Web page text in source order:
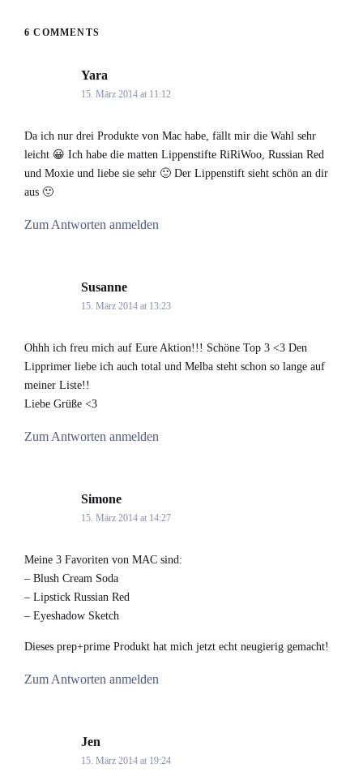
6 COMMENTS
Yara
15. März 2014 at 11:12
Da ich nur drei Produkte von Mac habe, fällt mir die Wahl sehr
leicht 😀 Ich habe die matten Lippenstifte RiRiWoo, Russian Red
und Moxie und liebe sie sehr 🙂 Der Lippenstift sieht schön an dir
aus 🙂
Zum Antworten anmelden
Susanne
15. März 2014 at 13:23
Ohhh ich freu mich auf Eure Aktion!!! Schöne Top 3 <3 Den
Lipprimer liebe ich auch total und Melba steht schon so lange auf
meiner Liste!!
Liebe Grüße <3
Zum Antworten anmelden
Simone
15. März 2014 at 14:27
Meine 3 Favoriten von MAC sind:
– Blush Cream Soda
– Lipstick Russian Red
– Eyeshadow Sketch
Dieses prep+prime Produkt hat mich jetzt echt neugierig gemacht!
Zum Antworten anmelden
Jen
15. März 2014 at 19:24